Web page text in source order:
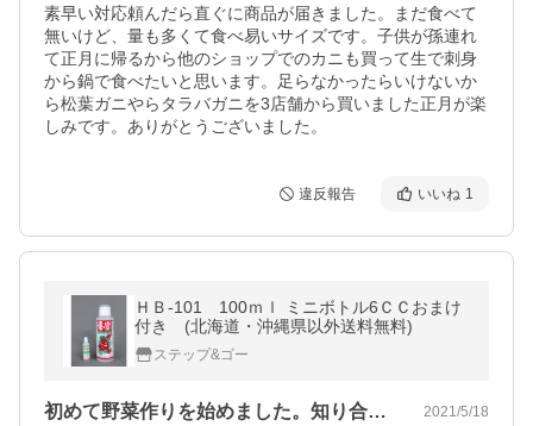
素早い対応頼んだら直ぐに商品が届きました。まだ食べて
無いけど、量も多くて食べ易いサイズです。子供が孫連れ
て正月に帰るから他のショップでのカニも買って生で刺身
から鍋で食べたいと思います。足らなかったらいけないか
ら松葉ガニやらタラバガニを3店舗から買いました正月が楽
しみです。ありがとうございました。
違反報告 いいね 1
ＨＢ-101 100ｍｌ ミニボトル6ＣＣおまけ
付き (北海道・沖縄県以外送料無料)
ステップ&ゴー
初めて野菜作りを始めました。知り合いが… 2021/5/18